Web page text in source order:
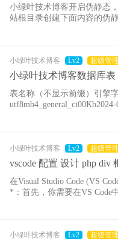
小绿叶技术博客开启伪静态
站根目录创建下面内容的伪静态规则。 location / { rewrite ^/list-([0-9]+)-([0-
小绿叶技术博客 Lv2 超级管
小绿叶技术博客数据库表
表名称（不显示前缀）引擎
小绿叶技术博客 Lv2 超级管
vscode 配置 设计 php div
在Visual Studio Code (VS Code)
*：首先，你需要在VS Code
小绿叶技术博客 Lv2 超级管